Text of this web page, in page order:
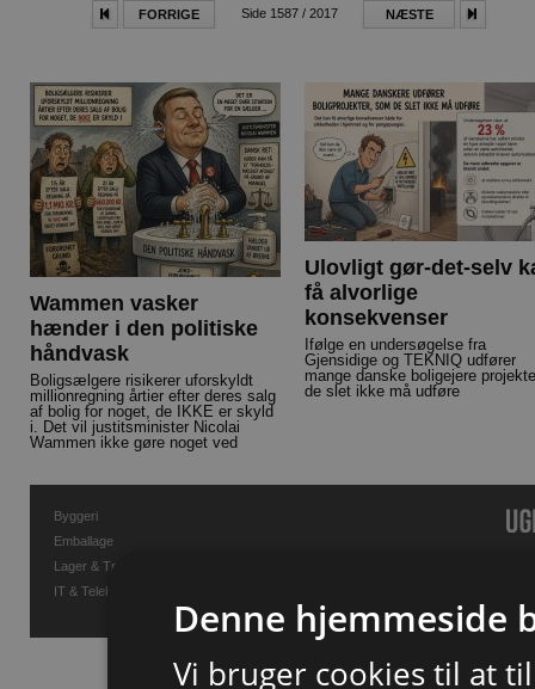
FORRIGE Side 1587 / 2017 NÆSTE
Wammen vasker
hænder i den politiske
håndvask
Boligsælgere risikerer uforskyldt
millionregning årtier efter deres salg
af bolig for noget, de IKKE er skyld
i. Det vil justitsminister Nicolai
Wammen ikke gøre noget ved
Ulovligt gør-det-selv
få alvorlige
konsekvenser
Ifølge en undersøgelse fra
Gjensidige og TEKNIQ udfører
mange danske boligejere
de slet ikke må udføre
Byggeri
Emballage
Lager & Transport
IT & Telekommunikation
Denne hjemmeside
Vi bruger cookies til at